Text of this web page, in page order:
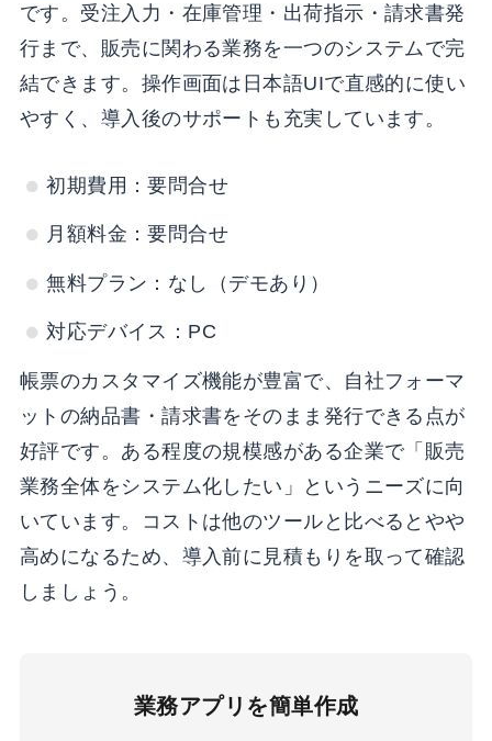
です。受注入力・在庫管理・出荷指示・請求書発
行まで、販売に関わる業務を一つのシステムで完
結できます。操作画面は日本語UIで直感的に使い
やすく、導入後のサポートも充実しています。
初期費用：要問合せ
月額料金：要問合せ
無料プラン：なし（デモあり）
対応デバイス：PC
帳票のカスタマイズ機能が豊富で、自社フォーマ
ットの納品書・請求書をそのまま発行できる点が
好評です。ある程度の規模感がある企業で「販売
業務全体をシステム化したい」というニーズに向
いています。コストは他のツールと比べるとやや
高めになるため、導入前に見積もりを取って確認
しましょう。
業務アプリを簡単作成